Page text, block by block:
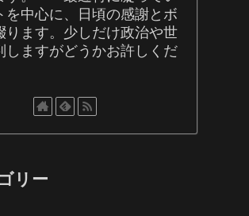
を中心に、日頃の感謝とボ
ります。少しだけ政治や世
しますがどうかお許しくだ
リー